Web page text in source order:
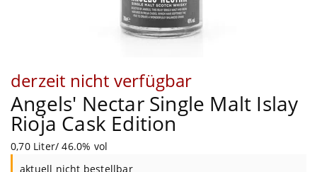
derzeit nicht verfügbar
Angels' Nectar Single Malt Islay
Rioja Cask Edition
0,70 Liter/ 46.0% vol
aktuell nicht bestellbar